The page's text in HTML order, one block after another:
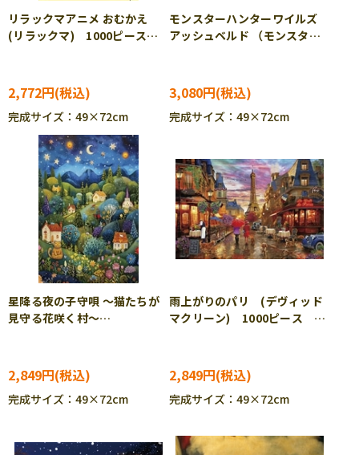
リラックマアニメ おむかえ
(リラックマ) 1000ピース
2,772円
完成サイズ：49×72cm
モンスターハンターワイルズ
アッシュベルド （モンスター
3,080円
完成サイズ：49×72cm
星降る夜の子守唄 ～猫たちが
見守る花咲く村～
132
2,849円
完成サイズ：49×72cm
雨上がりのパリ (デヴィッド
マクリーン) 1000ピース ジ
2,849円
完成サイズ：49×72cm